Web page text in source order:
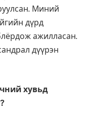
Миний
дүрд
ажилласан.
дүүрэн
хувьд
?